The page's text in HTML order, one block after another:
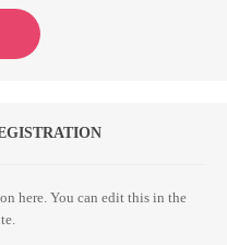
here. You can edit this in the